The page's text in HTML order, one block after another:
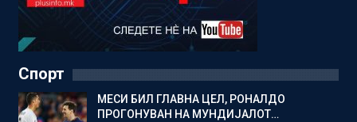
Спорт
МЕСИ БИЛ ГЛАВНА ЦЕЛ, РОНАЛДО
ПРОГОНУВАН НА МУНДИЈАЛОТ…